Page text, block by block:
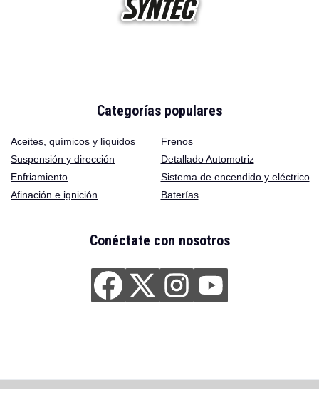
Categorías populares
Aceites, químicos y líquidos
Frenos
Suspensión y dirección
Detallado Automotriz
Enfriamiento
Sistema de encendido y eléctrico
Afinación e ignición
Baterías
Conéctate con nosotros